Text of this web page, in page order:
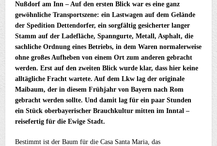
Nußdorf am Inn – Auf den ersten Blick war es eine ganz
gewöhnliche Transportszene: ein Lastwagen auf dem Gelände
der Spedition Dettendorfer, ein sorgfältig gesicherter langer
Stamm auf der Ladefläche, Spanngurte, Metall, Asphalt, die
sachliche Ordnung eines Betriebs, in dem Waren normalerweise
ohne großes Aufheben von einem Ort zum anderen gebracht
werden. Erst auf den zweiten Blick wurde klar, dass hier keine
alltägliche Fracht wartete. Auf dem Lkw lag der originale
Maibaum, der in diesem Frühjahr von Bayern nach Rom
gebracht werden sollte. Und damit lag für ein paar Stunden
ein Stück oberbayerischer Brauchkultur mitten im Inntal –
reisefertig für die Ewige Stadt.
Bestimmt ist der Baum für die Casa Santa Maria, das